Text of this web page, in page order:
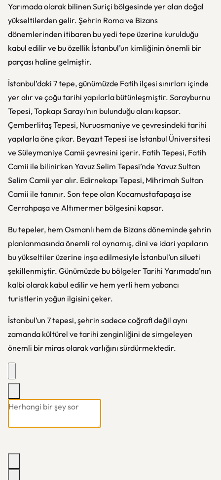
Yarımada olarak bilinen Suriçi bölgesinde yer alan doğal
yükseltilerden gelir. Şehrin Roma ve Bizans
dönemlerinden itibaren bu yedi tepe üzerine kurulduğu
kabul edilir ve bu özellik İstanbul’un kimliğinin önemli bir
parçası haline gelmiştir.
İstanbul’daki 7 tepe, günümüzde Fatih ilçesi sınırları içinde
yer alır ve çoğu tarihi yapılarla bütünleşmiştir. Sarayburnu
Tepesi, Topkapı Sarayı’nın bulunduğu alanı kapsar.
Çemberlitaş Tepesi, Nuruosmaniye ve çevresindeki tarihi
yapılarla öne çıkar. Beyazıt Tepesi ise İstanbul Üniversitesi
ve Süleymaniye Camii çevresini içerir. Fatih Tepesi, Fatih
Camii ile bilinirken Yavuz Selim Tepesi’nde Yavuz Sultan
Selim Camii yer alır. Edirnekapı Tepesi, Mihrimah Sultan
Camii ile tanınır. Son tepe olan Kocamustafapaşa ise
Cerrahpaşa ve Altımermer bölgesini kapsar.
Bu tepeler, hem Osmanlı hem de Bizans döneminde şehrin
planlanmasında önemli rol oynamış, dini ve idari yapıların
bu yükseltiler üzerine inşa edilmesiyle İstanbul’un silueti
şekillenmiştir. Günümüzde bu bölgeler Tarihi Yarımada’nın
kalbi olarak kabul edilir ve hem yerli hem yabancı
turistlerin yoğun ilgisini çeker.
İstanbul’un 7 tepesi, şehrin sadece coğrafi değil aynı
zamanda kültürel ve tarihi zenginliğini de simgeleyen
önemli bir miras olarak varlığını sürdürmektedir.